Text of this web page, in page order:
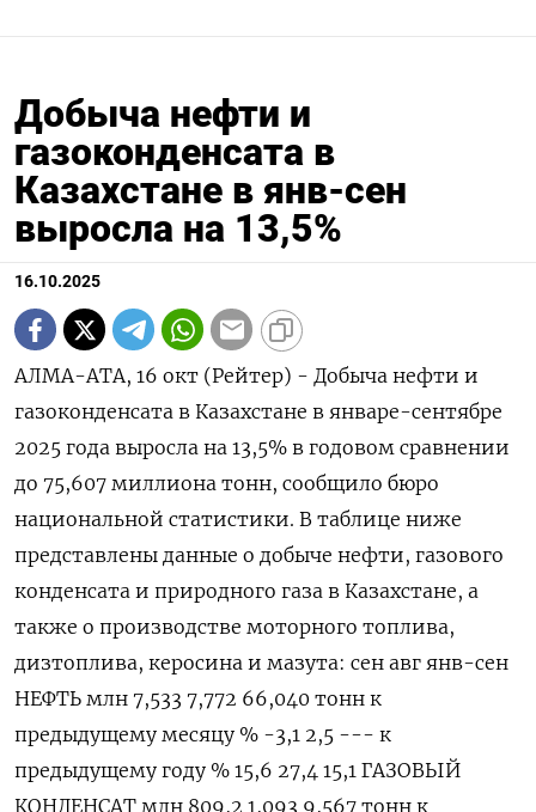
Добыча нефти и
газоконденсата в
Казахстане в янв-сен
выросла на 13,5%
16.10.2025
АЛМА-АТА, 16 окт (Рейтер) - Добыча нефти и
гaзоконденсaтa в Казахстане в январе-сентябре
2025 года выросла на 13,5% в годовом сравнении
до 75,607 миллиона тонн, сообщило бюро
национальной статистики. В таблице ниже
представлены данные о добыче нефти, газового
конденсата и природного газа в Казахстане, а
также о производстве моторного топлива,
дизтоплива, керосина и мазута: сен авг янв-сен
НЕФТЬ млн 7,533 7,772 66,040 тонн к
предыдущему месяцу % -3,1 2,5 --- к
предыдущему году % 15,6 27,4 15,1 ГАЗОВЫЙ
КОНДЕНСАТ млн 809,2 1,093 9,567 тонн к